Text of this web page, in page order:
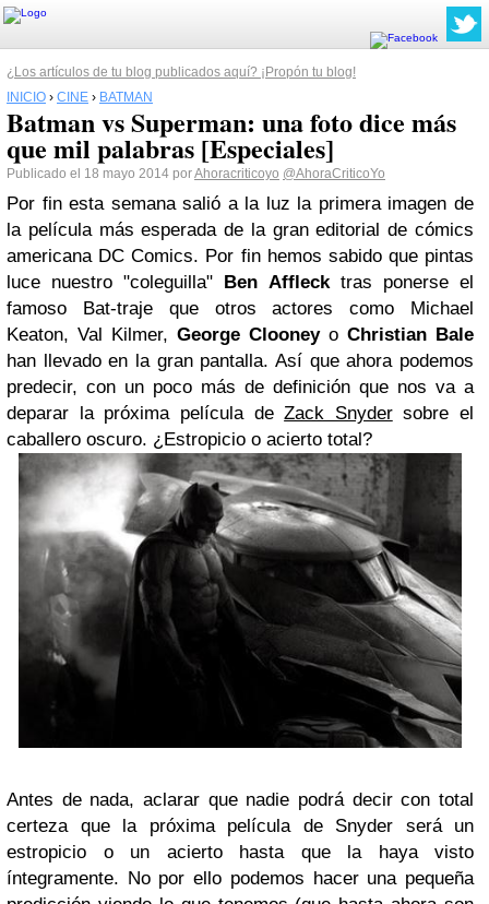
¿Los artículos de tu blog publicados aquí? ¡Propón tu blog!
INICIO › CINE › BATMAN
Batman vs Superman: una foto dice más
que mil palabras [Especiales]
Publicado el 18 mayo 2014 porAhoracriticoyo @AhoraCriticoYo
Por fin esta semana salió a la luz la primera imagen de
la película más esperada de la gran editorial de cómics
americana DC Comics. Por fin hemos sabido que pintas
luce nuestro "coleguilla" Ben Afflecktras ponerse el
famoso Bat-traje que otros actores como Michael
Keaton, Val Kilmer, George Clooneyo Christian Bale
han llevado en la gran pantalla. Así que ahora podemos
predecir, con un poco más de definición que nos va a
deparar la próxima película deZack Snydersobre el
caballero oscuro. ¿Estropicio o acierto total?
Antes de nada, aclarar que nadie podrá decir con total
certeza que la próxima película de Snyder será un
estropicio o un acierto hasta que la haya visto
íntegramente. No por ello podemos hacer una pequeña